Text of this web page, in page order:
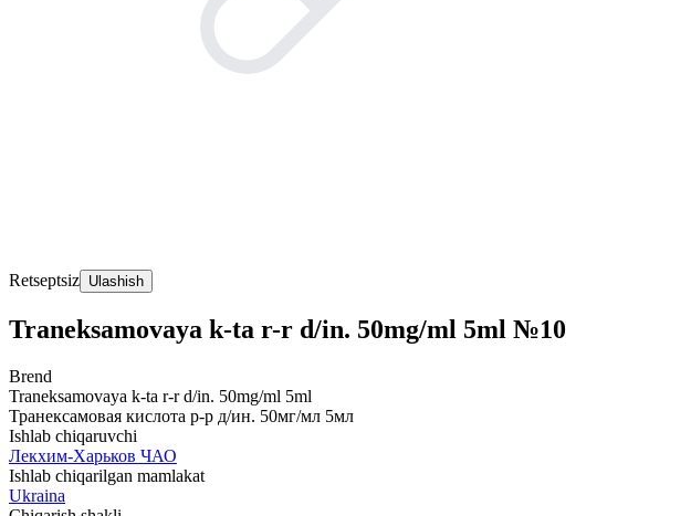
Retseptsiz Ulashish
Traneksamovaya k-ta r-r d/in. 50mg/ml 5ml №10
Brend
Traneksamovaya k-ta r-r d/in. 50mg/ml 5ml
Транексамовая кислота р-р д/ин. 50мг/мл 5мл
Ishlab chiqaruvchi
Лекхим-Харьков ЧАО
Ishlab chiqarilgan mamlakat
Ukraina